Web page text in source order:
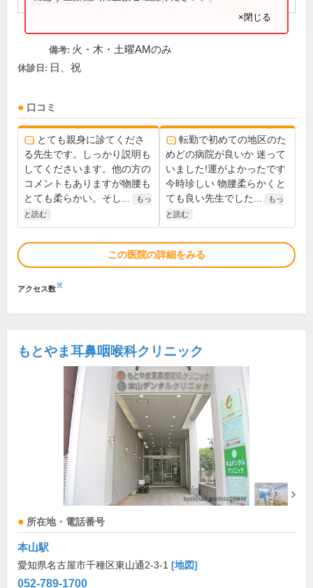
×閉じる
備考: 火・木・土曜AMのみ
休診日: 日、祝
口コミ
とても親身に診てくださ
る先生です。しっかり説明も
してくださいます。他の方の
コメントもありますが物腰も
とても柔らかい。そし...
もっ
と読む
転勤で初めての地区のた
めどの病院が良いか 迷って
いました!運がよかったです
今時珍しい 物腰柔らかくと
ても良い先生でした...
もっ
と読む
この医院の詳細をみる
アクセス数※
もとやま耳鼻咽喉科クリニック
所在地・電話番号
本山駅
愛知県名古屋市千種区東山通2-3-1 [地図]
052-789-1700